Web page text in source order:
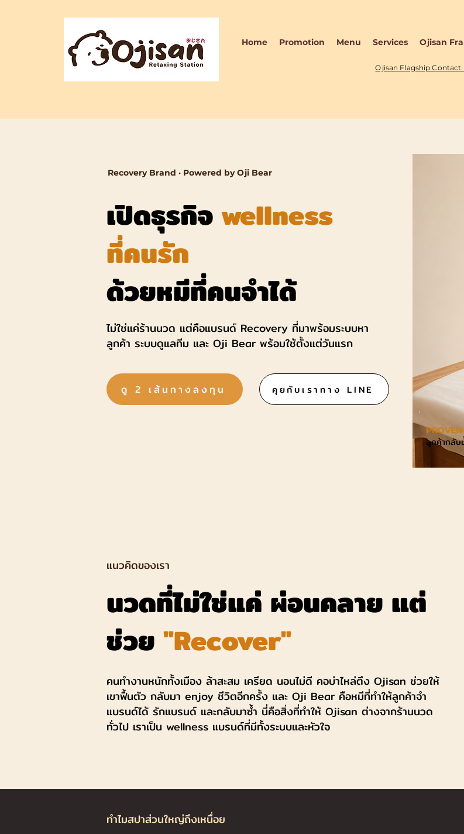
Home Promotion Menu Services Ojisan
Ojisan Flagship Contact:
Recovery Brand · Powered by Oji Bear
เปิดธุรกิจwellness
ที่คนรัก
ด้วยหมีที่คนจำได้
ไม่ใช่แค่ร้านนวด แต่คือแบรนด์ Recovery ที่มาพร้อมระบบหา
ลูกค้า ระบบดูแลทีม และ Oji Bear พร้อมใช้ตั้งแต่วันแรก
ดู 2 เส้นทางลงทุน คุยกับเราทาง LINE
PROVEN
ลูกค้ากลับ
แนวคิดของเรา
นวดที่ไม่ใช่แค่ ผ่อนคลาย แต่
ช่วย "Recover"
คนทำงานหนักทั้งเมือง ล้าสะสม เครียด นอนไม่ดี คอบ่าไหล่ตึง Ojisan ช่วยให้
เขาฟื้นตัว กลับมา enjoy ชีวิตอีกครั้ง และ Oji Bear คือหมีที่ทำให้ลูกค้าจำ
แบรนด์ได้ รักแบรนด์ และกลับมาซ้ำ นี่คือสิ่งที่ทำให้ Ojisan ต่างจากร้านนวด
ทั่วไป เราเป็น wellness แบรนด์ที่มีทั้งระบบและหัวใจ
ทำไมสปาส่วนใหญ่ถึงเหนื่อย